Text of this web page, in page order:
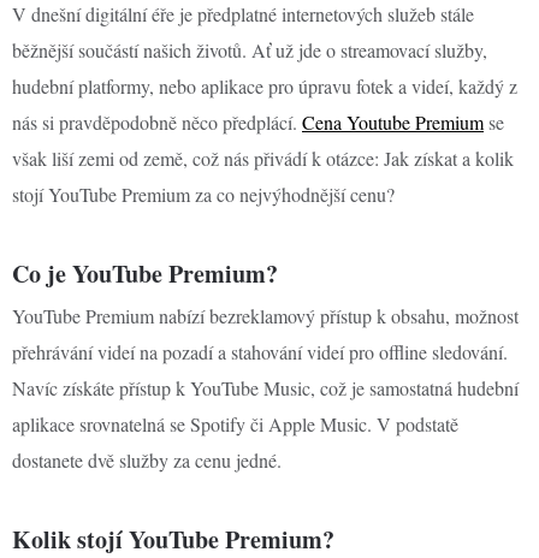
V dnešní digitální éře je předplatné internetových služeb stále
běžnější součástí našich životů. Ať už jde o streamovací služby,
hudební platformy, nebo aplikace pro úpravu fotek a videí, každý z
nás si pravděpodobně něco předplácí. Cena Youtube Premiumse
však liší zemi od země, což nás přivádí k otázce: Jak získat a kolik
stojí YouTube Premium za co nejvýhodnější cenu?
Co je YouTube Premium?
YouTube Premium nabízí bezreklamový přístup k obsahu, možnost
přehrávání videí na pozadí a stahování videí pro offline sledování.
Navíc získáte přístup k YouTube Music, což je samostatná hudební
aplikace srovnatelná se Spotify či Apple Music. V podstatě
dostanete dvě služby za cenu jedné.
Kolik stojí YouTube Premium?